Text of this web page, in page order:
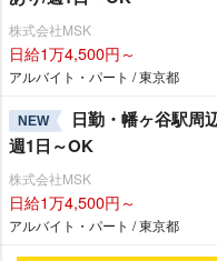
株式会社MSK
日給1万4,500円～
アルバイト・パート / 東京都
NEW
日勤・幡ヶ谷駅周
週1日～OK
株式会社MSK
日給1万4,500円～
アルバイト・パート / 東京都